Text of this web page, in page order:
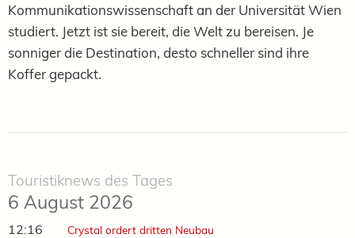
Kommunikationswissenschaft an der Universität Wien
studiert. Jetzt ist sie bereit, die Welt zu bereisen. Je
sonniger die Destination, desto schneller sind ihre
Koffer gepackt.
Touristiknews des Tages
6 August 2026
12:16 Crystal ordert dritten Neubau